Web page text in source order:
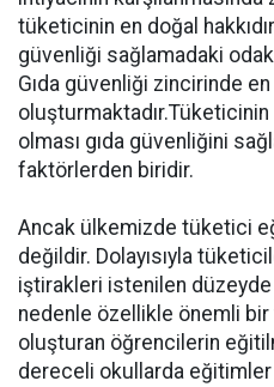
tüketicinin en doğal hakkıdır.
güvenliği sağlamadaki odak
Gıda güvenliği zincirinde
olması gıda güvenliğini
faktörlerden biridir.
Ancak ülkemizde tüketici
değildir. Dolayısıyla
iştirakleri istenilen düzeyde
nedenle özellikle önemli
oluşturan öğrencilerin
dereceli okullarda